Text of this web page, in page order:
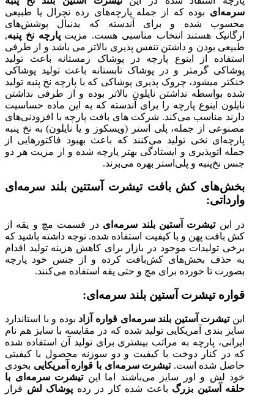
سرمه‌ای بوده که از جمله پارچه‌های رده نچرال یا طبیعی
محسوب شده و برای آندسته که بدنبال پوشش‌های
ارگانیک هستند انتخاب مناسبی هست. مزیتپارچه نخ پنبه,
طبیعی بودن و داشتن تنفس پذیری بالاتر می باشد و از طرفی
استفاده از اینوع پارچه در پوشاک زمستانه باعث تولید
پوشاکی گرمتر و در پوشاک تابستانه باعث تولید پوشاکی
خنکتر میشود، چروک پذیری پوشاکی که با پارچه نخ پنبه تولید
شده بواسطه نداشتن نایلون بالاتر بوده و از طرفی نداشتن
نایلون اینوع پارچه را برای آندسته که به این ماده حساسیت
دارند مناسب می‌کند. شرکت های بافت پارچه با افزودنی‌های
مصنوعی از جمله، پلی استر (ویسکوز و یا نایلون) به نخ پنبه
پارچه‌ای نخی تولید می‌کنند که باعث بهبود فاکتورهایی از
جمله اتوپذیری و ایستادگی بهتر پارچه شده و از مزیت هر دو
جنس نخ‌پنبه و پلی‌استر بهره می‌برند.
بخش‌های کش بافت تیشرت آستتین بلند سرمه‌ای
وارداتی:
در اینتیشرت آستین بلند سرمه‌ایدر قسمت مچ و یقه از
کش بافت پهن و با کیفیت استفاده شده. توجه داشته باشید که
برخی تولیدات موجود در بازار برای کاهش هزینه تولید اقدام
به حذف بخش‌های کش‌بافت کرده و از جنس خود پارچه
بصورت تا خورده برای مچ و حتی یقه استفاده می‌کنند.
قواره تیشرت آستین بلند سرمه‌ای:
اینتیشرت آستین بلند سرمه‌ای قواره آزاد بوده و با استاندارد
سایز بندی آمریکایی تولید شده که در مقایسه با سایز هم نام
ایرانی، پارچه به مراتب بیشتری برای تولید آن استفاده شده
که در کنار دوخت با کیفیت و دو سوزنه محصول با کیفیتی
حاصل شده است.تیشرت سرمه‌ای با قواره‌ آمریکایی بخودی
خود لش و اور سایز می‌باشند اما اینتیشرت سرمه‌ای با
حلقه آستین بزرگ باعث شده کار در رده پوشاک لش قرار